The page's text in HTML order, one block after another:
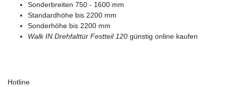
Sonderbreiten 750 - 1600 mm
Standardhöhe bis 2200 mm
Sonderhöhe bis 2200 mm
Walk IN Drehfalttür Festteil 120 günstig online kaufen
Hotline